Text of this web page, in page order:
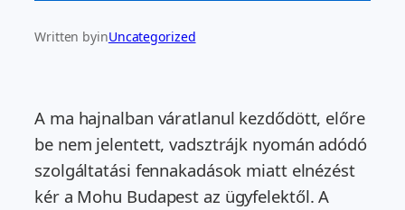
Written byinUncategorized
A ma hajnalban váratlanul kezdődött, előre
be nem jelentett, vadsztrájk nyomán adódó
szolgáltatási fennakadások miatt elnézést
kér a Mohu Budapest az ügyfelektől. A